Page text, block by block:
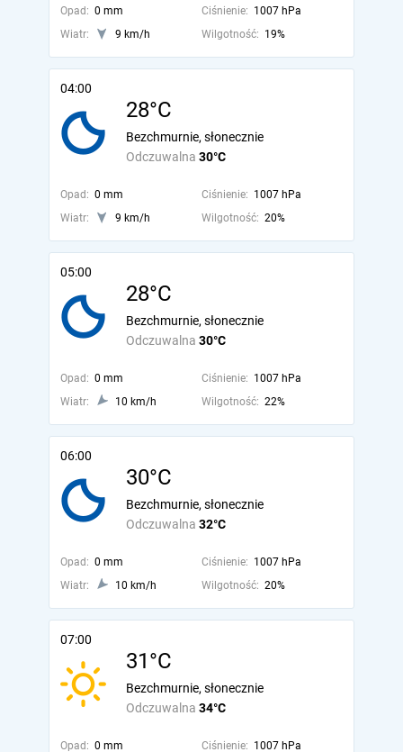
Opad: 0 mm Ciśnienie: 1007 hPa
Wiatr:
9 km/h Wilgotność: 19%
04:00
28°C
Odczuwalna 30°C
Bezchmurnie, słonecznie
Opad: 0 mm Ciśnienie: 1007 hPa
Wiatr:
9 km/h Wilgotność: 20%
05:00
28°C
Odczuwalna 30°C
Bezchmurnie, słonecznie
Opad: 0 mm Ciśnienie: 1007 hPa
Wiatr:
10 km/h Wilgotność: 22%
06:00
30°C
Odczuwalna 32°C
Bezchmurnie, słonecznie
Opad: 0 mm Ciśnienie: 1007 hPa
Wiatr:
10 km/h Wilgotność: 20%
07:00
31°C
Odczuwalna 34°C
Bezchmurnie, słonecznie
Opad: 0 mm Ciśnienie: 1007 hPa